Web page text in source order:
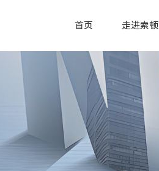
首页 走进索顿